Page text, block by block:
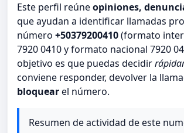
Este perfil reúneopiniones,
que ayudan a identificar llamadas
número +50379200410(formato
7920 0410 y formato nacional 7920
objetivo es que puedas decidir
conviene responder, devolver la
bloquearel número.
Resumen de actividad de este